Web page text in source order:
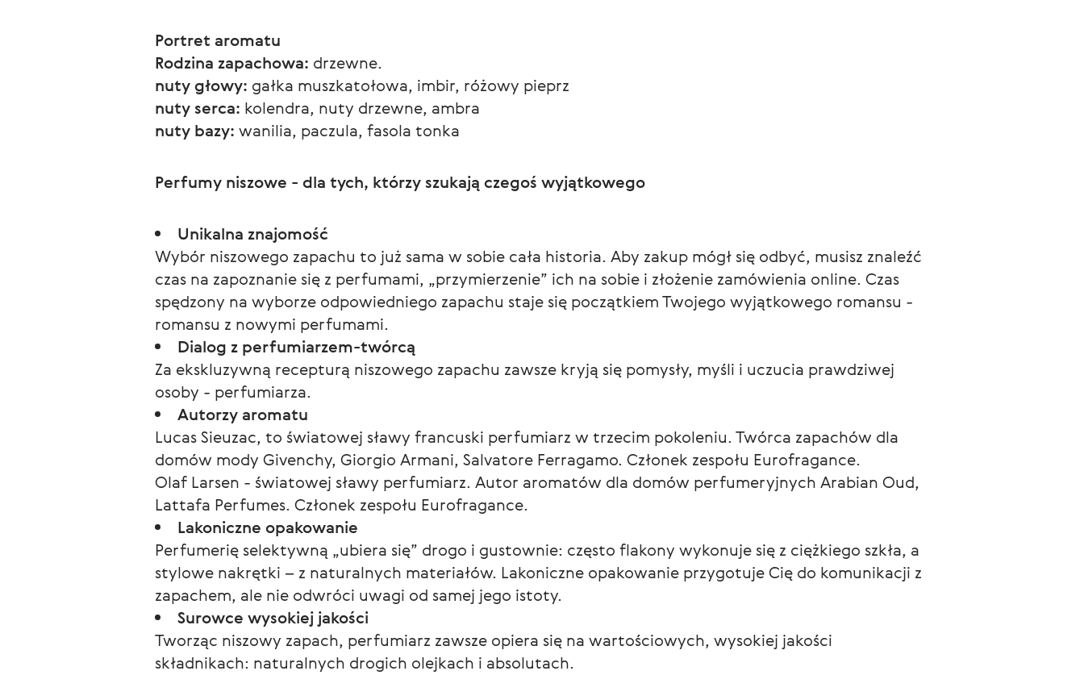
Portret aromatu
Rodzina zapachowa: drzewne.
nuty głowy: gałka muszkatołowa, imbir, różowy pieprz
nuty serca: kolendra, nuty drzewne, ambra
nuty bazy: wanilia, paczula, fasola tonka
Perfumy niszowe - dla tych, którzy szukają czegoś wyjątkowego
Unikalna znajomość
Wybór niszowego zapachu to już sama w sobie cała historia. Aby zakup mógł się odbyć, musisz znaleźć
czas na zapoznanie się z perfumami, „przymierzenie” ich na sobie i złożenie zamówienia online. Czas
spędzony na wyborze odpowiedniego zapachu staje się początkiem Twojego wyjątkowego romansu -
romansu z nowymi perfumami.
Dialog z perfumiarzem-twórcą
Za ekskluzywną recepturą niszowego zapachu zawsze kryją się pomysły, myśli i uczucia prawdziwej
osoby - perfumiarza.
Autorzy aromatu
Lucas Sieuzac, to światowej sławy francuski perfumiarz w trzecim pokoleniu. Twórca zapachów dla
domów mody Givenchy, Giorgio Armani, Salvatore Ferragamo. Członek zespołu Eurofragance.
Olaf Larsen - światowej sławy perfumiarz. Autor aromatów dla domów perfumeryjnych Arabian Oud,
Lattafa Perfumes. Członek zespołu Eurofragance.
Lakoniczne opakowanie
Perfumerię selektywną „ubiera się” drogo i gustownie: często flakony wykonuje się z ciężkiego szkła, a
stylowe nakrętki – z naturalnych materiałów. Lakoniczne opakowanie przygotuje Cię do komunikacji z
zapachem, ale nie odwróci uwagi od samej jego istoty.
Surowce wysokiej jakości
Tworząc niszowy zapach, perfumiarz zawsze opiera się na wartościowych, wysokiej jakości
składnikach: naturalnych drogich olejkach i absolutach.